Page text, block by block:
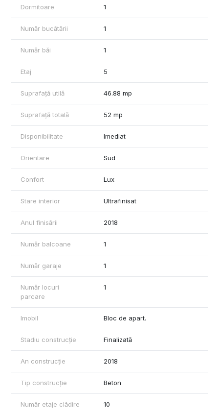
Centrala termica proprie cu calorifere
Parcare: subterana inclusa in pret, acces securizat
Utilitati:
Curent, apa, canalizare, gaze, CATV
Contor gaz, apometre
Dormitoare 1
Număr bucătării 1
Număr băi 1
Etaj 5
Suprafață utilă 46.88 mp
Suprafață totală 52 mp
Disponibilitate Imediat
Orientare Sud
Confort Lux
Stare interior Ultrafinisat
Anul finisării 2018
Număr balcoane 1
Număr garaje 1
Număr locuri
parcare
1
Imobil Bloc de apart.
Stadiu construcție Finalizată
An construcție 2018
Tip construcție Beton
Număr etaje clădire 10